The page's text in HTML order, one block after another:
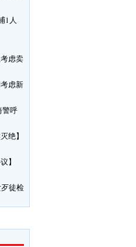
1人
虑卖
虑新
警呼
绝】
】
徒检